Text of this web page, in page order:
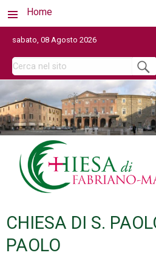
Home
sabato, 08 Agosto 2026
CHIESA DI S.
PAOLO